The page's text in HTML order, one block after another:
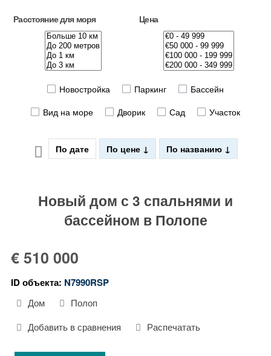
Расстояние для моря Цена
Новостройка Паркинг
Бассейн
Вид на море
Дворик Сад Участок
По дате По цене По названию
Новый дом с 3 спальнями и
бассейном в Полопе
€ 510 000
ID объекта: N7990RSP
Дом
Полоп
Добавить в сравнения
Распечатать